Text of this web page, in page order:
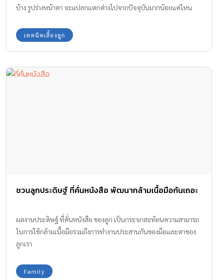
บ้าง รูปร่างหน้าตา จะแปลกแตกต่างไปจากปัจจุบันมากน้อยแค่ไหน
เทคนิคเลี้ยงลูก
ชวนลูกประดิษฐ์ ที่คั่นหนังสือ พัฒนากล้ามเนื้อมือกันเถอะ
ผลงานประดิษฐ์ ที่คั่นหนังสือ ของลูก เป็นกระจกสะท้อนความสามารถ
ในการใช้กล้ามเนื้อมือรวมถึงการทำงานประสานกันของมือและตาของ
ลูกเรา
Family